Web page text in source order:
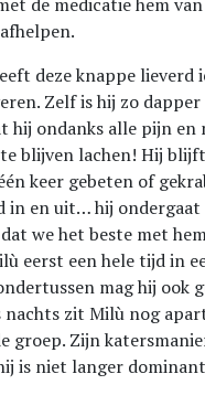
deze knappe lieverd
Zelf is hij zo
hij ondanks alle pijn en
blijven lachen! Hij
keer gebeten of
in en uit… hij ondergaat
we het beste met
eerst een hele tijd in
mag hij ook
nachts zit Milù nog
groep. Zijn
is niet langer